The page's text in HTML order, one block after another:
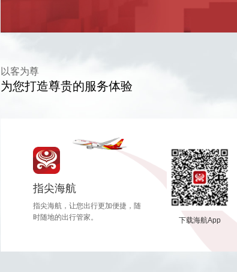
以客为尊
为您打造尊贵的服务体验
指尖海航
指尖海航，让您出行更加便捷，随
时随地的出行管家。
下载海航App